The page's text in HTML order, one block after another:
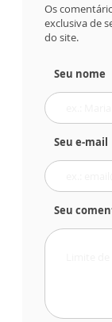
Os
exclusiva de
do site.
Seu nome
Seu e-mail
Seu